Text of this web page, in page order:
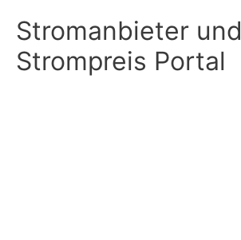
Inhalt
springen
Stromanbieter und
Strompreis Portal